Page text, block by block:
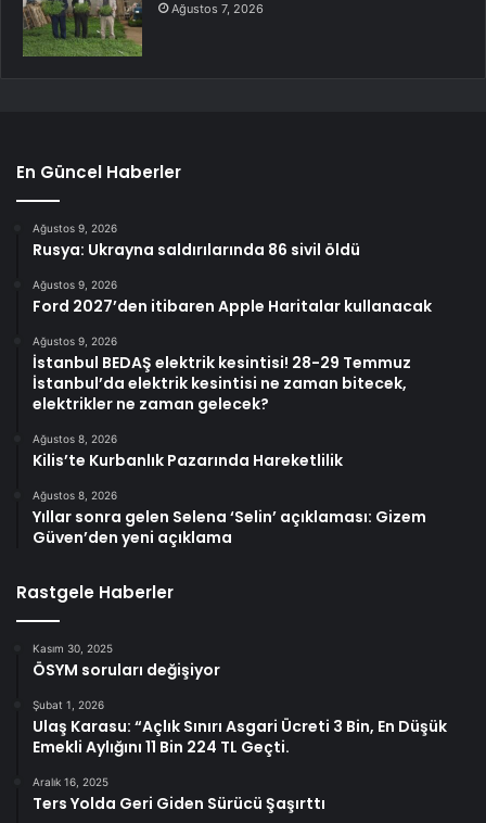
Ağustos 7, 2026
En Güncel Haberler
Ağustos 9, 2026
Rusya: Ukrayna saldırılarında 86 sivil öldü
Ağustos 9, 2026
Ford 2027’den itibaren Apple Haritalar kullanacak
Ağustos 9, 2026
İstanbul BEDAŞ elektrik kesintisi! 28-29 Temmuz
İstanbul’da elektrik kesintisi ne zaman bitecek,
elektrikler ne zaman gelecek?
Ağustos 8, 2026
Kilis’te Kurbanlık Pazarında Hareketlilik
Ağustos 8, 2026
Yıllar sonra gelen Selena ‘Selin’ açıklaması: Gizem
Güven’den yeni açıklama
Rastgele Haberler
Kasım 30, 2025
ÖSYM soruları değişiyor
Şubat 1, 2026
Ulaş Karasu: “Açlık Sınırı Asgari Ücreti 3 Bin, En Düşük
Emekli Aylığını 11 Bin 224 TL Geçti.
Aralık 16, 2025
Ters Yolda Geri Giden Sürücü Şaşırttı